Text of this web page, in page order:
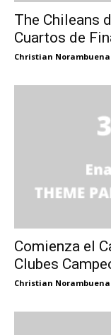
The Chileans
Cuartos de
Christian Norambuena
Comienza el
Clubes
Christian Norambuena